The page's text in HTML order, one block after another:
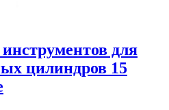
для
цилиндров 15